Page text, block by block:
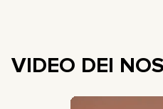
VIDEO DEI